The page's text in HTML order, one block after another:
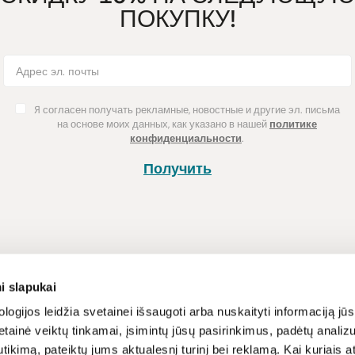
slapukai
leidžia svetainei išsaugoti arba nuskaityti informaciją
veiktų tinkamai, įsimintų jūsų pasirinkimus, padėtų
pateiktų jums aktualesnį turinį bei reklamą. Kai kuriais
ПОКУПКУ!
Я согласен получать рекламные, новостные и другие эл. письма
на основе моих данных, как указано в нашей политике
конфиденциальности.
Получить
Способы оплаты
Доставка
Программа
Новости и